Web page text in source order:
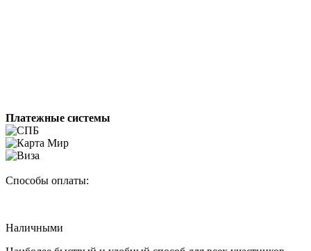
Платежные системы
Способы оплаты:
Наличными